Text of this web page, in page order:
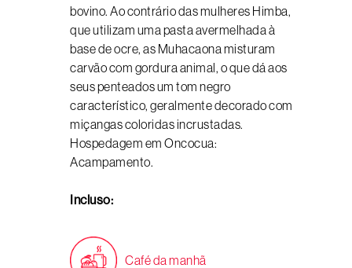
bovino. Ao contrário das mulheres Himba,
que utilizam uma pasta avermelhada à
base de ocre, as Muhacaona misturam
carvão com gordura animal, o que dá aos
seus penteados um tom negro
característico, geralmente decorado com
miçangas coloridas incrustadas.
Hospedagem em Oncocua:
Acampamento.
Incluso:
Café da manhã